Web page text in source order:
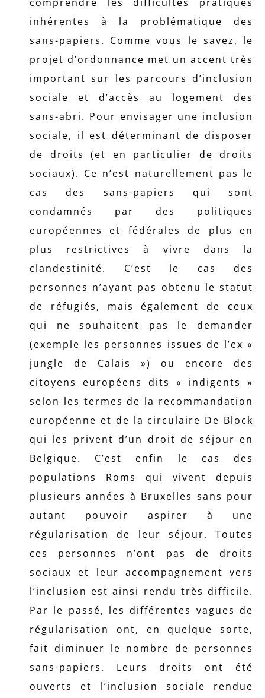
inhérentes à la problématique des
sans-papiers. Comme vous le savez, le
projet d’ordonnance met un accent très
important sur les parcours d’inclusion
sociale et d’accès au logement des
sans-abri. Pour envisager une inclusion
sociale, il est déterminant de disposer
de droits (et en particulier de droits
sociaux). Ce n’est naturellement pas le
cas des sans-papiers qui sont
condamnés par des politiques
européennes et fédérales de plus en
plus restrictives à vivre dans la
clandestinité. C’est le cas des
personnes n’ayant pas obtenu le statut
de réfugiés, mais également de ceux
qui ne souhaitent pas le demander
(exemple les personnes issues de l’ex «
jungle de Calais ») ou encore des
citoyens européens dits « indigents »
selon les termes de la recommandation
européenne et de la circulaire De Block
qui les privent d’un droit de séjour en
Belgique. C’est enfin le cas des
populations Roms qui vivent depuis
plusieurs années à Bruxelles sans pour
autant pouvoir aspirer à une
régularisation de leur séjour. Toutes
ces personnes n’ont pas de droits
sociaux et leur accompagnement vers
l’inclusion est ainsi rendu très difficile.
Par le passé, les différentes vagues de
régularisation ont, en quelque sorte,
fait diminuer le nombre de personnes
sans-papiers. Leurs droits ont été
ouverts et l’inclusion sociale rendue